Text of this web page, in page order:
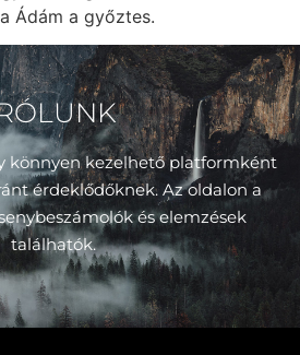
Ádám a győztes.
könnyen kezelhető platformként
érdeklődőknek. Az oldalon a
és elemzések
találhatók.